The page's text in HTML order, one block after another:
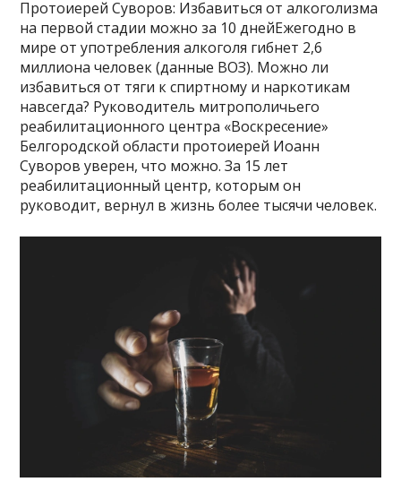
Протоиерей Суворов: Избавиться от алкоголизма
на первой стадии можно за 10 днейЕжегодно в
мире от употребления алкоголя гибнет 2,6
миллиона человек (данные ВОЗ). Можно ли
избавиться от тяги к спиртному и наркотикам
навсегда? Руководитель митрополичьего
реабилитационного центра «Воскресение»
Белгородской области протоиерей Иоанн
Суворов уверен, что можно. За 15 лет
реабилитационный центр, которым он
руководит, вернул в жизнь более тысячи человек.